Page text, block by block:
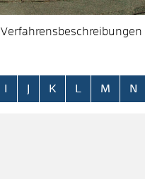
Verfahrensbeschreibungen
K M N